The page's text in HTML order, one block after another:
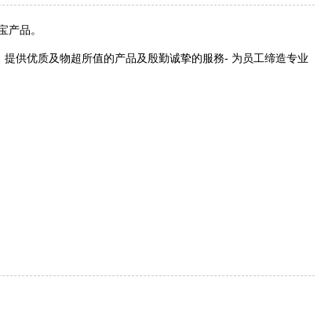
品。
供优质及物超所值的产品及殷勤诚挚的服務- 为员工缔造专业